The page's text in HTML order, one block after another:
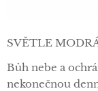
SVĚTLE
Bůh nebe a
nekonečnou